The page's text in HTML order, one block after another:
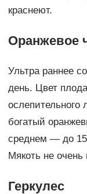
краснеют.
Оранжевое
Ультра раннее
день. Цвет
ослепительного
богатый
среднем — до
Мякоть не очень
Геркулес